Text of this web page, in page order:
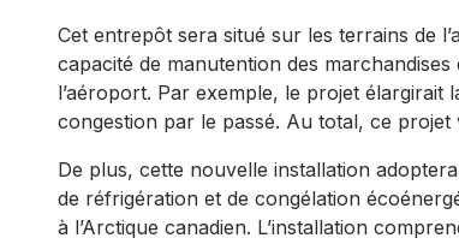
Cet entrepôt sera situé sur les terrains de
capacité de manutention des
l’aéroport. Par exemple, le projet élargirait
congestion par le passé. Au total, ce
De plus, cette nouvelle installation
de réfrigération et de congélation
à l’Arctique canadien. L’installation